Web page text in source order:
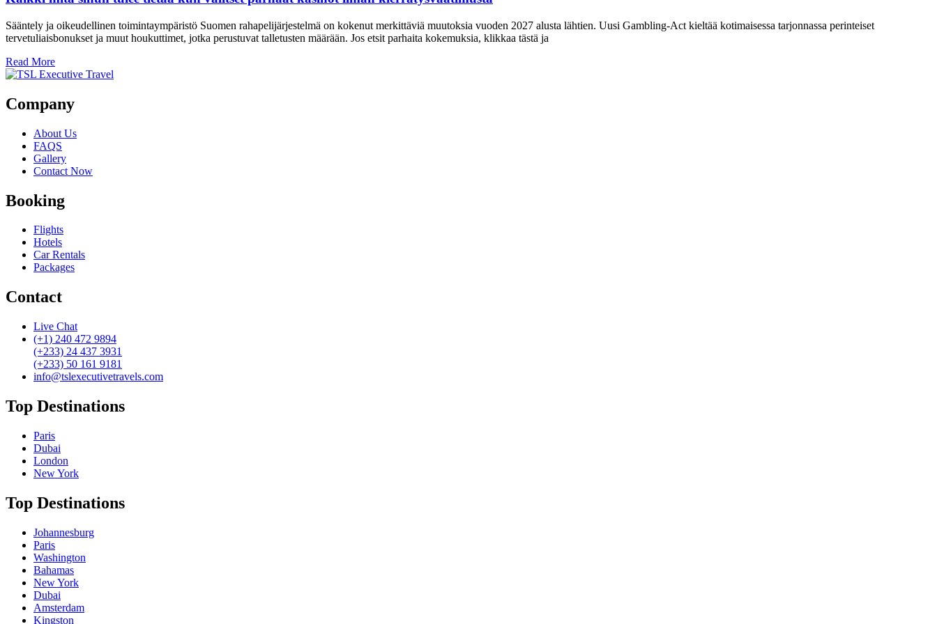
Sääntely ja oikeudellinen toimintaympäristö Suomen rahapelijärjestelmä on kokenut merkittäviä muutoksia vuoden 2027 alusta lähtien. Uusi Gambling-Act kieltää kotimaisessa tarjonnassa perinteiset
tervetuliaisbonukset ja muut houkuttimet, jotka perustuvat talletusten määrään. Jos etsit parhaita kokemuksia, klikkaa tästä ja
Read More
Company
About Us
FAQS
Gallery
Contact Now
Booking
Flights
Hotels
Car Rentals
Packages
Contact
Live Chat
(+1) 240 472 9894
(+233) 24 437 3931
(+233) 50 161 9181
info@tslexecutivetravels.com
Top Destinations
Paris
Dubai
London
New York
Top Destinations
Johannesburg
Paris
Washington
Bahamas
New York
Dubai
Amsterdam
Kingston